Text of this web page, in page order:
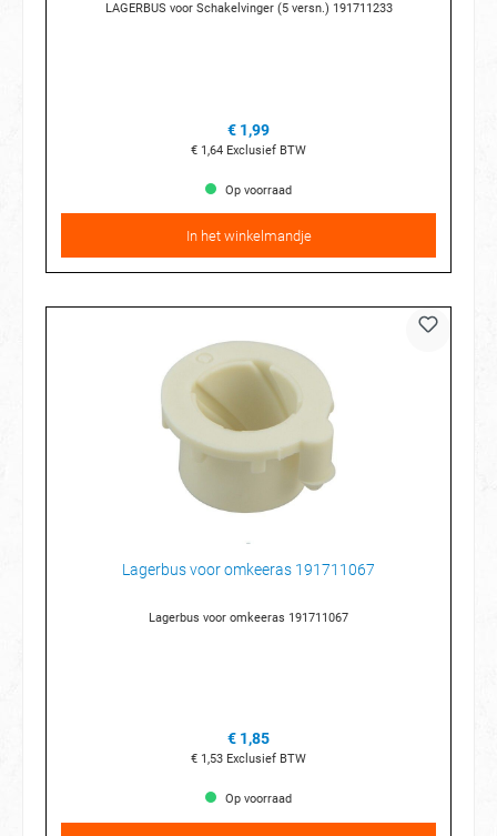
LAGERBUS voor Schakelvinger (5 versn.) 191711233
€ 1,99
€ 1,64 Exclusief BTW
Op voorraad
In het winkelmandje
Lagerbus voor omkeeras 191711067
Lagerbus voor omkeeras 191711067
€ 1,85
€ 1,53 Exclusief BTW
Op voorraad